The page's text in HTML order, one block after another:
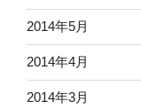
2014年5月
2014年4月
2014年3月